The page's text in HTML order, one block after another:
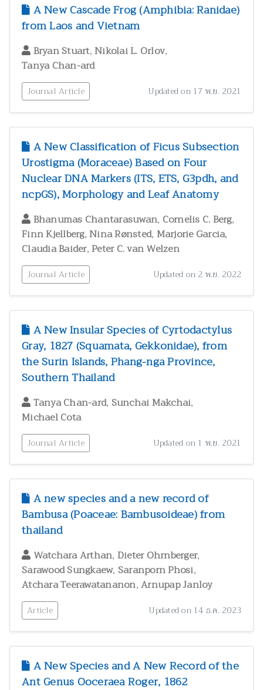
A New Cascade Frog (Amphibia: Ranidae)
from Laos and Vietnam
Bryan Stuart,Nikolai L. Orlov,
Tanya Chan-ard
Journal Article Updated on 17 พ.ย. 2021
A New Classification of Ficus Subsection
Urostigma (Moraceae) Based on Four
Nuclear DNA Markers (ITS, ETS, G3pdh, and
ncpGS), Morphology and Leaf Anatomy
Bhanumas Chantarasuwan, Cornelis C. Berg,
Finn Kjellberg,Nina Rønsted, Marjorie Garcia,
Claudia Baider,Peter C. van Welzen
Journal Article Updated on 2 พ.ย. 2022
A New Insular Species of Cyrtodactylus
Gray, 1827 (Squamata, Gekkonidae), from
the Surin Islands, Phang-nga Province,
Southern Thailand
Tanya Chan-ard, Sunchai Makchai,
Michael Cota
Journal Article Updated on 1 พ.ย. 2021
A new species and a new record of
Bambusa (Poaceae: Bambusoideae) from
thailand
Watchara Arthan, Dieter Ohrnberger,
Sarawood Sungkaew, Saranporn Phosi,
Atchara Teerawatananon,Arnupap Janloy
Article Updated on 14 ธ.ค. 2023
A New Species and A New Record of the
Ant Genus Ooceraea Roger, 1862